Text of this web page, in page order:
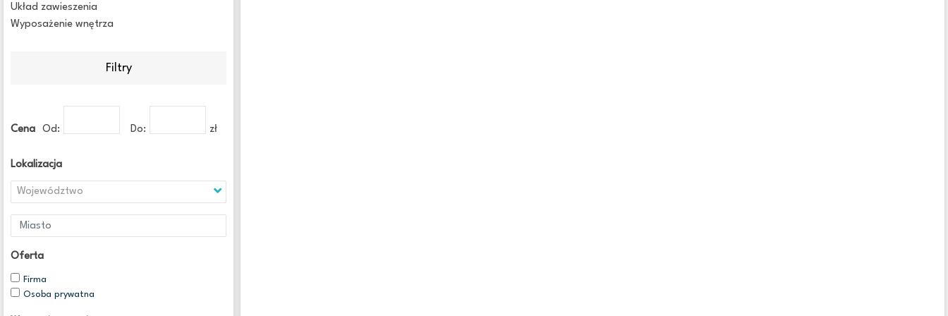
Układ zawieszenia
Wyposażenie wnętrza
Filtry
Cena Od: Do: zł
Lokalizacja
Województwo
Oferta
Firma
Osoba prywatna